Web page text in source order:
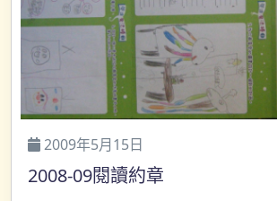
2009年5月15日
2008-09閱讀約章